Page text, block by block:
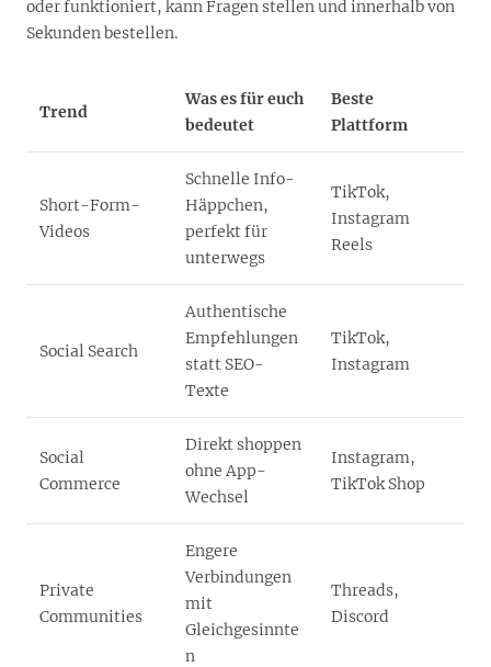
oder funktioniert, kann Fragen stellen und innerhalb von
Sekunden bestellen.
Trend
Was es für euch
bedeutet
Beste
Plattform
Short-Form-
Videos
Schnelle Info-
Häppchen,
perfekt für
unterwegs
TikTok,
Instagram
Reels
Social Search
Authentische
Empfehlungen
statt SEO-
Texte
TikTok,
Instagram
Social
Commerce
Direkt shoppen
ohne App-
Wechsel
Instagram,
TikTok Shop
Private
Communities
Engere
Verbindungen
mit
Gleichgesinnte
n
Threads,
Discord